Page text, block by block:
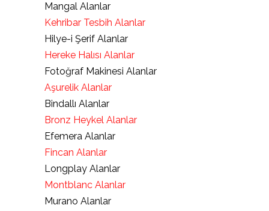
Mangal Alanlar
Kehribar Tesbih Alanlar
Hilye-i Şerif Alanlar
Hereke Halısı Alanlar
Fotoğraf Makinesi Alanlar
Aşurelik Alanlar
Bindallı Alanlar
Bronz Heykel Alanlar
Efemera Alanlar
Fincan Alanlar
Longplay Alanlar
Montblanc Alanlar
Murano Alanlar